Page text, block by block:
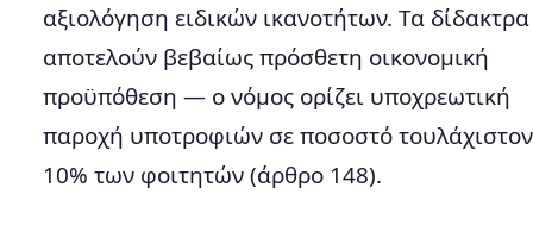
αξιολόγηση ειδικών ικανοτήτων. Τα δίδακτρα
αποτελούν βεβαίως πρόσθετη οικονομική
προϋπόθεση — ο νόμος ορίζει υποχρεωτική
παροχή υποτροφιών σε ποσοστό τουλάχιστον
10% των φοιτητών (άρθρο 148).